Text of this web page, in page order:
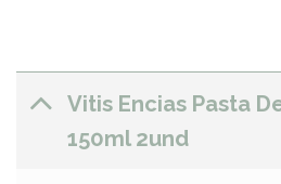
Vitis Encias Pasta
150ml 2und